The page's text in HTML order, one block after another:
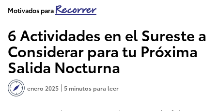
Motivados paraRecorrer
6 Actividades en el Sureste a
Considerar para tu Próxima
Salida Nocturna
enero 2025 5 minutos para leer